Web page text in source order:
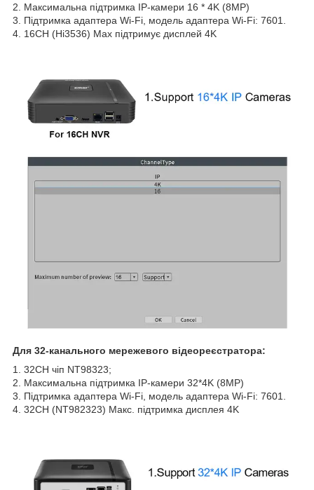
2. Максимальна підтримка IP-камери 16 * 4K (8MP)
3. Підтримка адаптера Wi-Fi, модель адаптера Wi-Fi: 7601.
4. 16CH (Hi3536) Max підтримує дисплей 4K
Для 32-канального мережевого відеореєстратора:
1. 32CH чіп NT98323;
2. Максимальна підтримка IP-камери 32*4K (8MP)
3. Підтримка адаптера Wi-Fi, модель адаптера Wi-Fi: 7601.
4. 32CH (NT982323) Макс. підтримка дисплея 4K